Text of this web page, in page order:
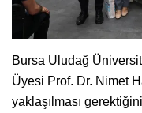
Bursa Uludağ
Üyesi Prof. Dr. Nimet
yaklaşılması